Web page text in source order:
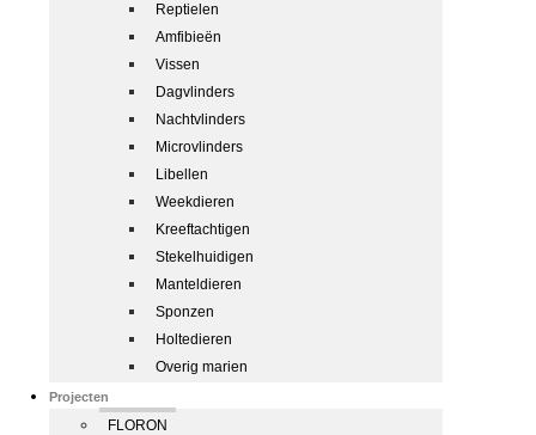
Reptielen
Amfibieën
Vissen
Dagvlinders
Nachtvlinders
Microvlinders
Libellen
Weekdieren
Kreeftachtigen
Stekelhuidigen
Manteldieren
Sponzen
Holtedieren
Overig marien
Projecten
FLORON